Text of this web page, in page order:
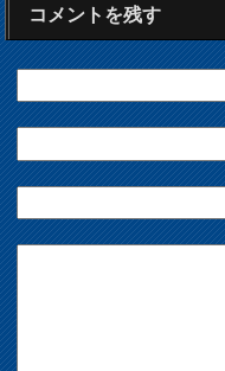
コメントを残す